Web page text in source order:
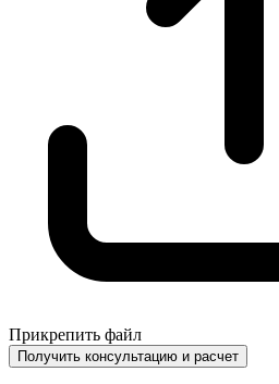
Прикрепить файл
Получить консультацию и расчет